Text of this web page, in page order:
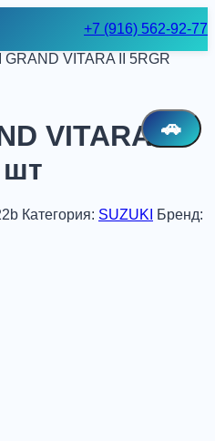
+7 (916) 562-92-77
🚗
GRAND VITARA II 5RGR
VITARA II
шт
Категория: SUZUKI
Бренд: